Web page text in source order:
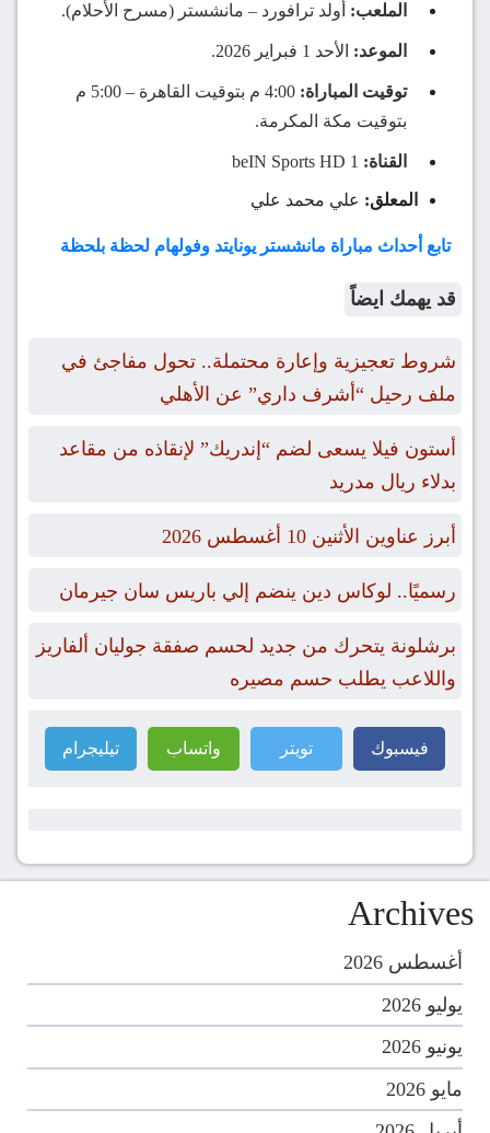
الملعب: أولد ترافورد – مانشستر (مسرح الأحلام).
الموعد: الأحد 1 فبراير 2026.
توقيت المباراة:
4:00 م بتوقيت القاهرة – 5:00 م
بتوقيت مكة المكرمة.
القناة:
المعلق: علي محمد علي
تابع أحداث مباراة مانشستر يونايتد وفولهام لحظة بلحظة
قد يهمك ايضاً
شروط تعجيزية وإعارة محتملة.. تحول مفاجئ في
ملف رحيل “أشرف داري” عن الأهلي
أستون فيلا يسعى لضم “إندريك” لإنقاذه من مقاعد
بدلاء ريال مدريد
أبرز عناوين الأثنين 10 أغسطس 2026
رسميًا.. لوكاس دين ينضم إلي باريس سان جيرمان
برشلونة يتحرك من جديد لحسم صفقة جوليان ألفاريز
واللاعب يطلب حسم مصيره
فيسبوك تويتر واتساب تيليجرام
Archives
أغسطس 2026
يوليو 2026
يونيو 2026
مايو 2026